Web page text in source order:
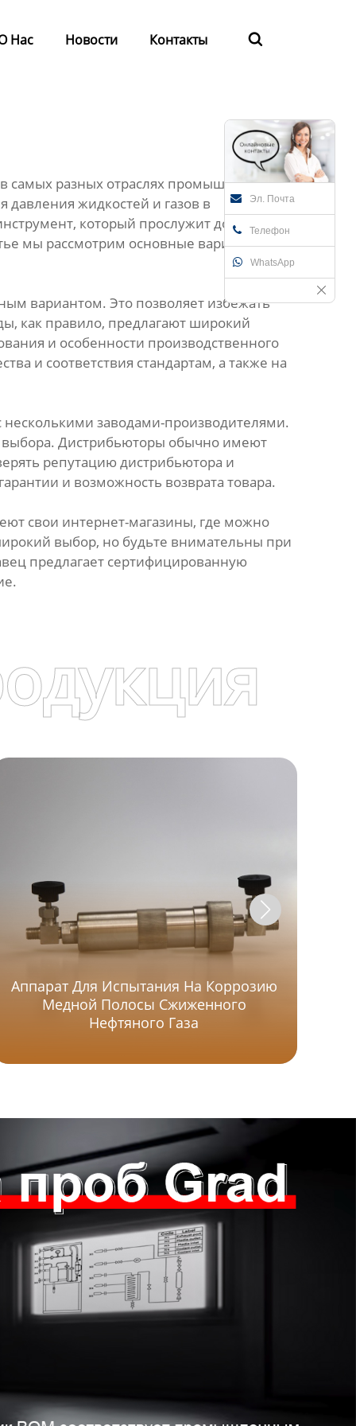
Нас Новости Контакты 
Эл. Почта
Телефон
WhatsApp
разных отраслях промышленности,
жидкостей и газов в
который прослужит долго и
мы рассмотрим основные варианты и на
вариантом. Это позволяет избежать
как правило, предлагают широкий
и особенности производственного
и соответствия стандартам, а также на
заводами-производителями.
Дистрибьюторы обычно имеют
репутацию дистрибьютора и
и возможность возврата товара.
свои интернет-магазины, где можно
выбор, но будьте внимательны при
предлагает сертифицированную
Аппарат Для Испытания На Коррозию
Медной Полосы Сжиженного
Нефтяного Газа